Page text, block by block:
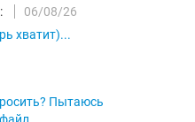
06/08/26
хватит)...
Пытаюсь